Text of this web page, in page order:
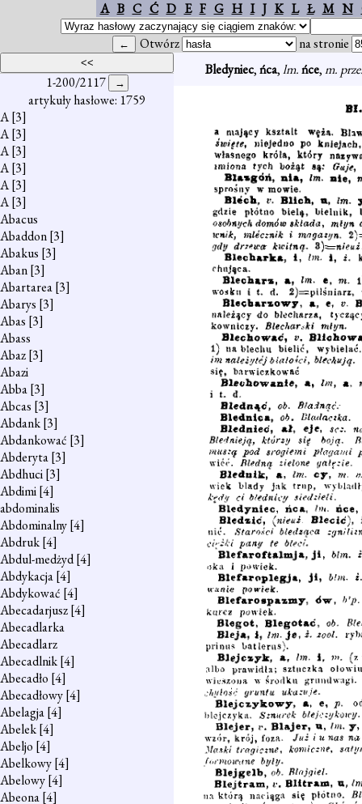
A B C Ć D E F G H I J K L Ł M N
Otwórz na stronie
1-200/2117
artykuły hasłowe: 1759
A[3]
A[3]
A[3]
A[3]
A[3]
A[3]
Abacus
Abaddon[3]
Abakus [3]
Aban[3]
Abartarea[3]
Abarys [3]
Abas [3]
Abass
Abaz[3]
Abazi
Abba[3]
Abcas [3]
Abdank[3]
Abdankować [3]
Abderyta[3]
Abdhuci[3]
Abdimi[4]
abdominalis
Abdominalny[4]
Abdruk[4]
Abdul-medżyd[4]
Abdykacja[4]
Abdykować [4]
Abecadarjusz[4]
Abecadlarka
Abecadlarz
Abecadlnik[4]
Abecadło [4]
Abecadłowy[4]
Abelagja[4]
Abelek[4]
Abeljo [4]
Abelkowy[4]
Abelowy[4]
Abeona[4]
Bledyniec,ńca,lm.ńce,m.